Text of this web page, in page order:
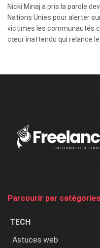
Nicki Minaj a pris la parole
Nations Unies pour alerter
victimes les communautés
cœur inattendu qui relance
Parcourir par catégories
TECH
Astuces web